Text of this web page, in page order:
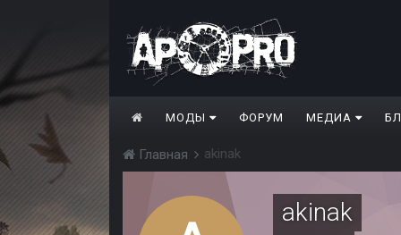
МОДЫ ФОРУМ МЕДИА
Главная akinak
akinak